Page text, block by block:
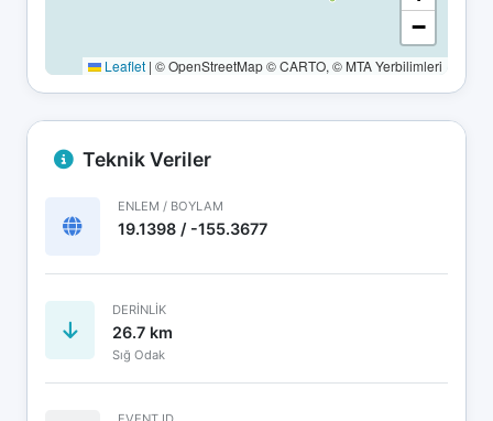
−
Leaflet | © OpenStreetMap © CARTO, © MTA Yerbilimleri
Teknik Veriler
ENLEM / BOYLAM
19.1398 / -155.3677
DERINLIK
26.7 km
Sığ Odak